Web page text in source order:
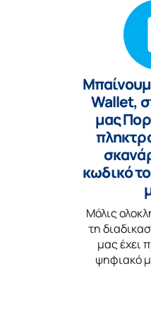
Wallet,
μας
κωδικό
Μόλις
τη
μας έχει
ψηφιακό